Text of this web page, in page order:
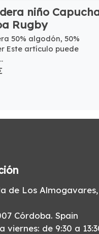
niño
Rugby
50% algodón, 50%
Este artículo puede
de Los Almogavares,
Córdoba. Spain
viernes: de 9:30 a